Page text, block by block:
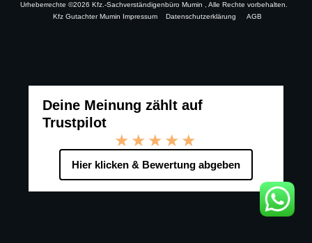
Urheberrechte ©2026 Kfz.-Sachverständigenbüro Mumin , Alle Rechte vorbehalten.
Kfz Gutachter Mumin Impressum
Datenschutzerklärung AGB
Deine Meinung zählt auf
Trustpilot
★★★★★
Hier klicken & Bewertung abgeben